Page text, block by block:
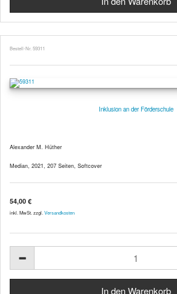
Bestell-Nr. 59311
Inklusion an der Förderschule
Alexander M. Hüther
Median, 2021, 207 Seiten, Softcover
54,00 €
inkl. MwSt. zzgl. Versandkosten